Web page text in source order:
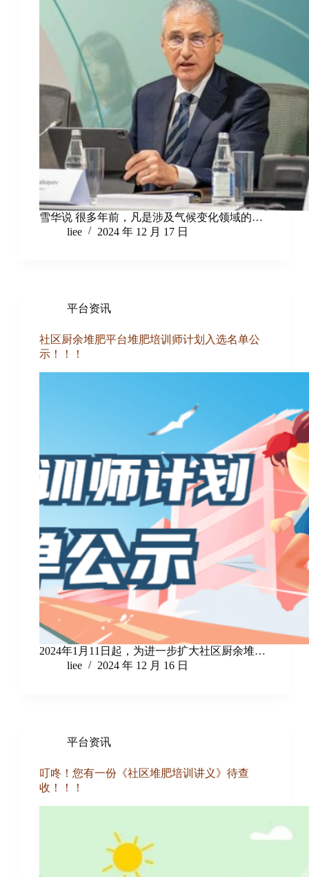
雪华说 很多年前，凡是涉及气候变化领域的…
liee
2024 年 12 月 17 日
平台资讯
社区厨余堆肥平台堆肥培训师计划入选名单公
示！！！
2024年1月11日起，为进一步扩大社区厨余堆…
liee
2024 年 12 月 16 日
平台资讯
叮咚！您有一份《社区堆肥培训讲义》待查
收！！！